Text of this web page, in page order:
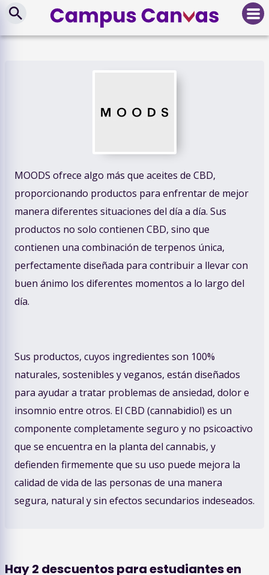
MOODS ofrece algo más que aceites de CBD,
proporcionando productos para enfrentar de mejor
manera diferentes situaciones del día a día. Sus
productos no solo contienen CBD, sino que
contienen una combinación de terpenos única,
perfectamente diseñada para contribuir a llevar con
buen ánimo los diferentes momentos a lo largo del
día.
Sus productos, cuyos ingredientes son 100%
naturales, sostenibles y veganos, están diseñados
para ayudar a tratar problemas de ansiedad, dolor e
insomnio entre otros. El CBD (cannabidiol) es un
componente completamente seguro y no psicoactivo
que se encuentra en la planta del cannabis, y
defienden firmemente que su uso puede mejora la
calidad de vida de las personas de una manera
segura, natural y sin efectos secundarios indeseados.
Hay2 descuentos para estudiantes en